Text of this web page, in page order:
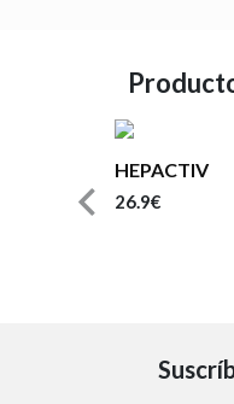
HEPACTIV
26.9€